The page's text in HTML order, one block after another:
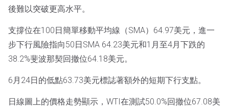
後難以突破更高水平。
支撐位在100日簡單移動平均線（SMA）64.97美元，進一
步下行風險指向50日SMA 64.23美元和1月至4月下跌的
38.2%斐波那契回撤位64.18美元。
6月24日的低點63.73美元標誌著額外的短期下行支點。
日線圖上的價格走勢顯示，WTI在測試50.0%回撤位67.08美